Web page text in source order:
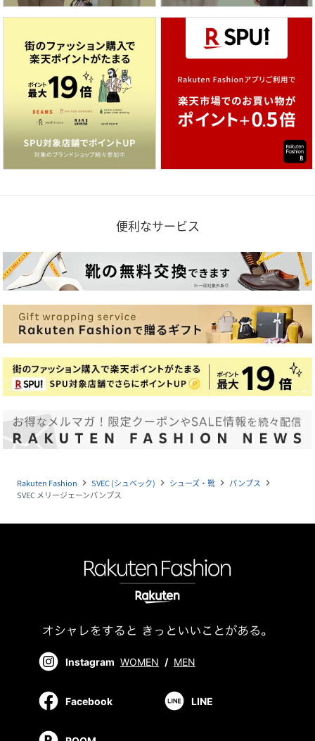
便利なサービス
Rakuten Fashion navigate_next SVEC (シュベック) navigate_next シューズ・靴 navigate_next パンプス navigate_next
SVEC メリージェーンパンプス
Instagram WOMEN / MEN
Facebook LINE